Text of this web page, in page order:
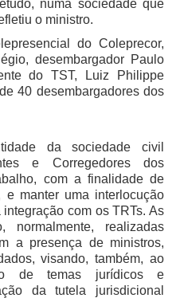
de Gestão de Pessoas
numa sociedade que
o ministro.
do Coleprecor,
desembargador Paulo
do TST, Luiz Philippe
40 desembargadores dos
da sociedade civil
e Corregedores dos
com a finalidade de
e manter uma interlocução
com os TRTs. As
realizadas
a presença de ministros,
visando, também, ao
de temas jurídicos e
da tutela jurisdicional